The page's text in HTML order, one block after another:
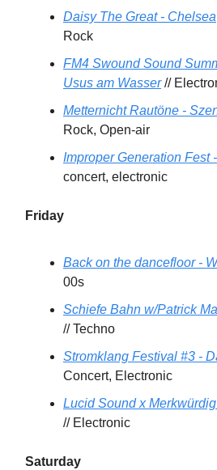
Daisy The Great - Chelsea
Rock
FM4 Swound Sound
Usus am Wasser//
Metternicht Rautöne -
Rock, Open-air
Improper Generation Fest
concert, electronic
Friday
Back on the dancefloor -
00s
Schiefe Bahn w/Patrick
// Techno
Stromklang Festival #3 -
Concert, Electronic
Lucid Sound x
// Electronic
Saturday